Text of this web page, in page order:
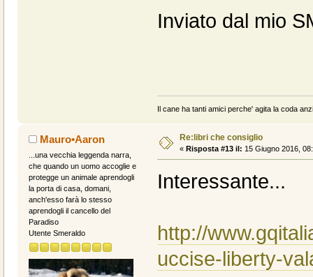
Inviato dal mio
Il cane ha tanti amici perche' agita la coda
Mauro•Aaron
...una vecchia leggenda narra,
che quando un uomo accoglie e
protegge un animale aprendogli
la porta di casa, domani,
anch'esso farà lo stesso
aprendogli il cancello del
Paradiso
Utente Smeraldo
Re:libri che consiglio
« Risposta #13 il: 15 Giugno 2016,
Interessante...
http://
uccise-liberty-